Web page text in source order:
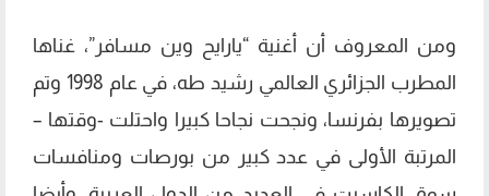
ومن المعروف أن أغنية “يارايح وين مسافر”، غناها
المطرب الجزائري العالمي رشيد طه، في عام 1998 وتم
تصويرها بفرنسا، ونجحت نجاحا كبيرا واحتلت -وقتها –
المرتبة الأولى في عدد كبير من بورصات ومنافسات